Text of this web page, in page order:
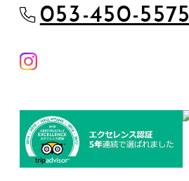
053-450-5575